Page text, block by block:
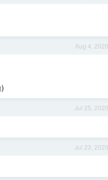
Aug 4, 2020
)
Jul 25, 2020
Jul 23, 2020